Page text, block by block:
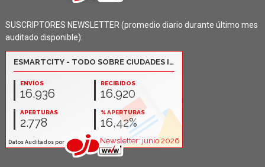
SUSCRIPTORES NEWSLETTER (promedio diario durante último mes
auditado disponible):